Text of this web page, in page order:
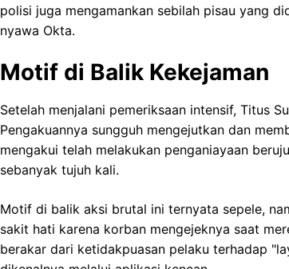
polisi juga mengamankan sebilah pisau yang
nyawa Okta.
Motif di Balik Kekejaman
Setelah menjalani pemeriksaan intensif, Titus
Pengakuannya sungguh mengejutkan dan
mengakui telah melakukan penganiayaan
sebanyak tujuh kali.
Motif di balik aksi brutal ini ternyata sepele,
sakit hati karena korban mengejeknya saat
berakar dari ketidakpuasan pelaku terhadap